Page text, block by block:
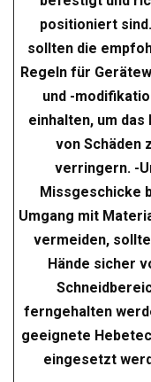
positioniert
sollten die
Regeln für
und -
einhalten, um das
von Schäden
verringern. -
Missgeschicke
Umgang mit
vermeiden,
Hände sicher
ferngehalten
geeignete
eingesetzt